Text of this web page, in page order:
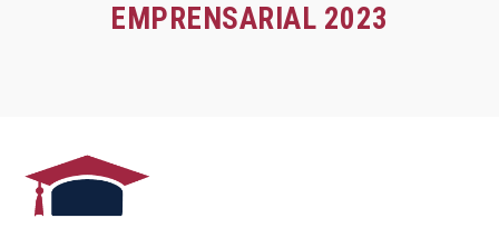
EMPRENSARIAL 2023